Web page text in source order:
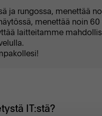
ja rungossa, menettää
menettää noin 60
laitteitamme
IT:stä?